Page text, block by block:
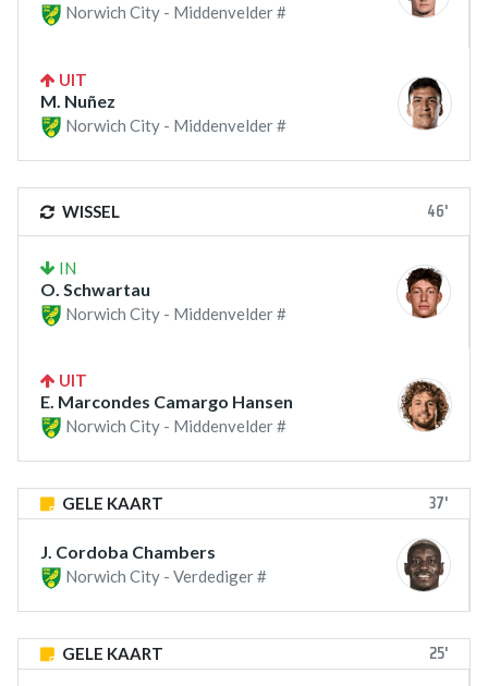
Norwich City - Middenvelder #
UIT
M. Nuñez
Norwich City - Middenvelder #
WISSEL 46'
IN
O. Schwartau
Norwich City - Middenvelder #
UIT
E. Marcondes Camargo Hansen
Norwich City - Middenvelder #
GELE KAART 37'
J. Cordoba Chambers
Norwich City - Verdediger #
GELE KAART 25'